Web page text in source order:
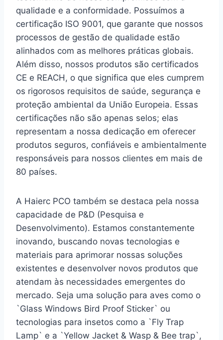
qualidade e a conformidade. Possuímos a
certificação ISO 9001, que garante que nossos
processos de gestão de qualidade estão
alinhados com as melhores práticas globais.
Além disso, nossos produtos são certificados
CE e REACH, o que significa que eles cumprem
os rigorosos requisitos de saúde, segurança e
proteção ambiental da União Europeia. Essas
certificações não são apenas selos; elas
representam a nossa dedicação em oferecer
produtos seguros, confiáveis e ambientalmente
responsáveis para nossos clientes em mais de
80 países.
A Haierc PCO também se destaca pela nossa
capacidade de P&D (Pesquisa e
Desenvolvimento). Estamos constantemente
inovando, buscando novas tecnologias e
materiais para aprimorar nossas soluções
existentes e desenvolver novos produtos que
atendam às necessidades emergentes do
mercado. Seja uma solução para aves como o
`Glass Windows Bird Proof Sticker` ou
tecnologias para insetos como a `Fly Trap
Lamp` e a `Yellow Jacket & Wasp & Bee trap`,